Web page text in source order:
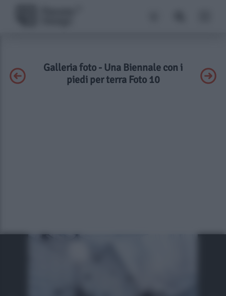
Galleria foto - Una Biennale con i
piedi per terra Foto 10